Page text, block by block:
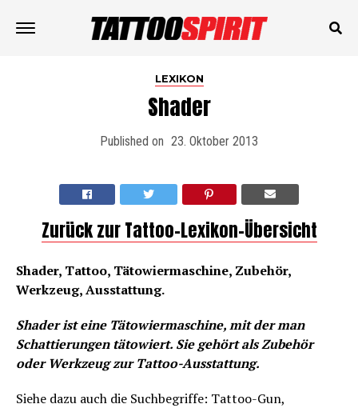
LEXIKON
Shader
Published on 23. Oktober 2013
Zurück zur Tattoo-Lexikon-Übersicht
Shader, Tattoo, Tätowiermaschine, Zubehör,
Werkzeug, Ausstattung.
Shader ist eine Tätowiermaschine, mit der man
Schattierungen tätowiert. Sie gehört als Zubehör
oder Werkzeug zur Tattoo-Ausstattung.
Siehe dazu auch die Suchbegriffe: Tattoo-Gun,